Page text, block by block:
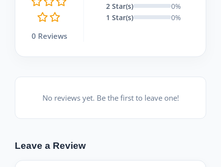
0 Reviews
2 Star(s)
0%
1 Star(s)
0%
No reviews yet. Be the first to leave one!
Leave a Review